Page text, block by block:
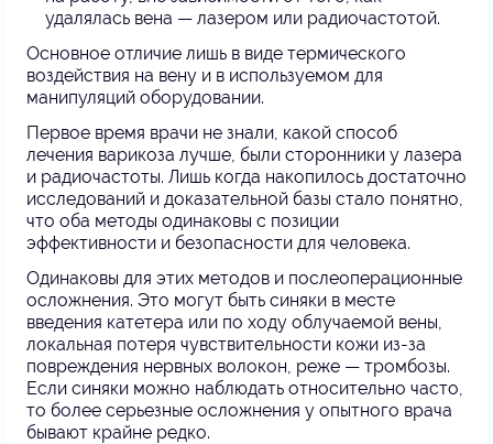
удалялась вена — лазером или радиочастотой.
Основное отличие лишь в виде термического
воздействия на вену и в используемом для
манипуляций оборудовании.
Первое время врачи не знали, какой способ
лечения варикоза лучше, были сторонники у лазера
и радиочастоты. Лишь когда накопилось достаточно
исследований и доказательной базы стало понятно,
что оба методы одинаковы с позиции
эффективности и безопасности для человека.
Одинаковы для этих методов и послеоперационные
осложнения. Это могут быть синяки в месте
введения катетера или по ходу облучаемой вены,
локальная потеря чувствительности кожи из-за
повреждения нервных волокон, реже — тромбозы.
Если синяки можно наблюдать относительно часто,
то более серьезные осложнения у опытного врача
бывают крайне редко.